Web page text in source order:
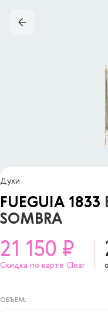
Духи
FUEGUIA 1833
SOMBRA
ОБЪЕМ:
21 150 ₽
Скидка по карте Clear